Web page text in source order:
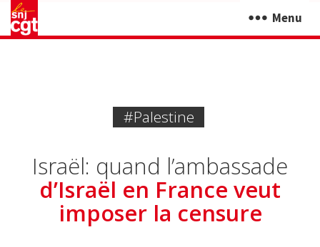
Menu
#Palestine
Israël: quand l’ambassade
d’Israël en France veut
imposer la censure